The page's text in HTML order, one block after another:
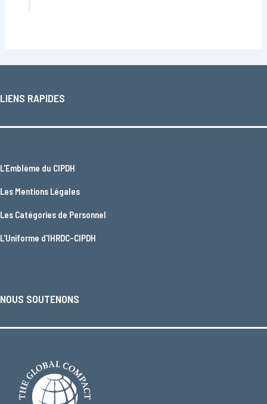
LIENS RAPIDES
L'Emblème du CIPDH
Les Mentions Légales
Les Catégories de Personnel
L'Uniforme d'IHRDC-CIPDH
NOUS SOUTENONS